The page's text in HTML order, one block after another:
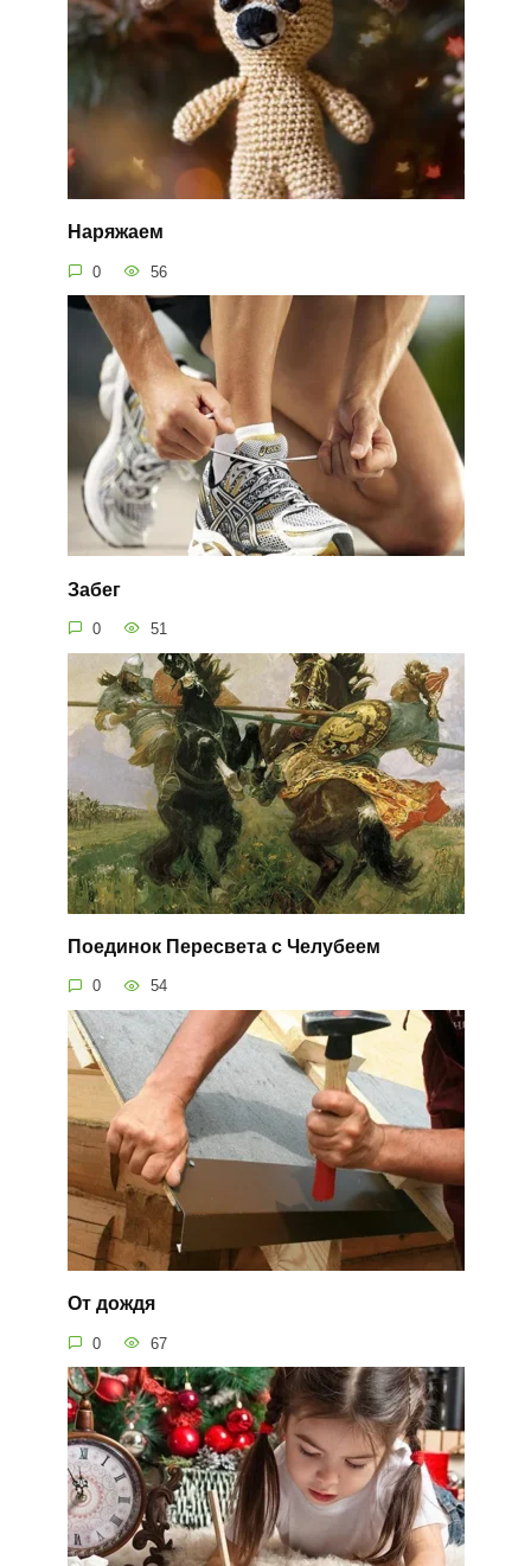
Наряжаем
0 56
Забег
0 51
Поединок Пересвета с Челубеем
0 54
От дождя
0 67